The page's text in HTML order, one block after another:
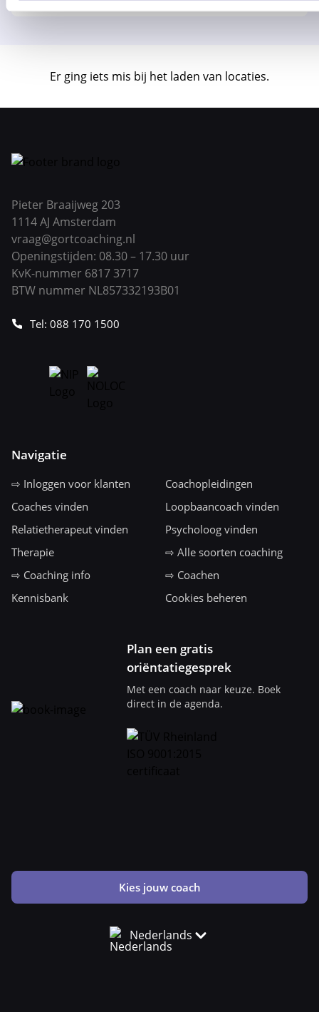
Er ging iets mis bij het laden van locaties.
Pieter Braaijweg 203
1114 AJ Amsterdam
vraag@gortcoaching.nl
Openingstijden: 08.30 – 17.30 uur
KvK-nummer 6817 3717
BTW nummer NL857332193B01
Tel: 088 170 1500
Navigatie
⇨ Inloggen voor klanten
Coachopleidingen
Coaches vinden
Loopbaancoach vinden
Relatietherapeut vinden
Psycholoog vinden
Therapie
⇨ Alle soorten coaching
⇨ Coaching info
⇨ Coachen
Kennisbank
Cookies beheren
Plan een gratis
oriëntatiegesprek
Met een coach naar keuze. Boek
direct in de agenda.
Kies jouw coach
Nederlands